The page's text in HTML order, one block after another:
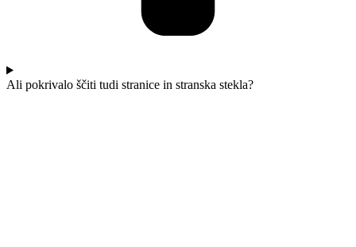
Ali pokrivalo ščiti tudi stranice in stranska stekla?